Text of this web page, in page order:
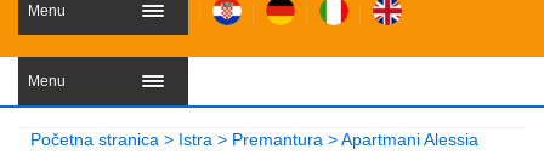
Menu
Menu
Početna stranica > Istra > Premantura >Apartmani Alessia